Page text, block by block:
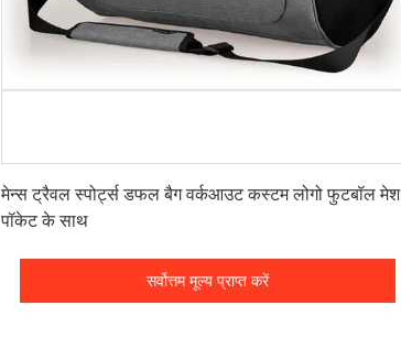
मेन्स ट्रैवल स्पोर्ट्स डफल बैग वर्कआउट कस्टम लोगो फुटबॉल मेश
पॉकेट के साथ
सर्वोत्तम मूल्य प्राप्त करें